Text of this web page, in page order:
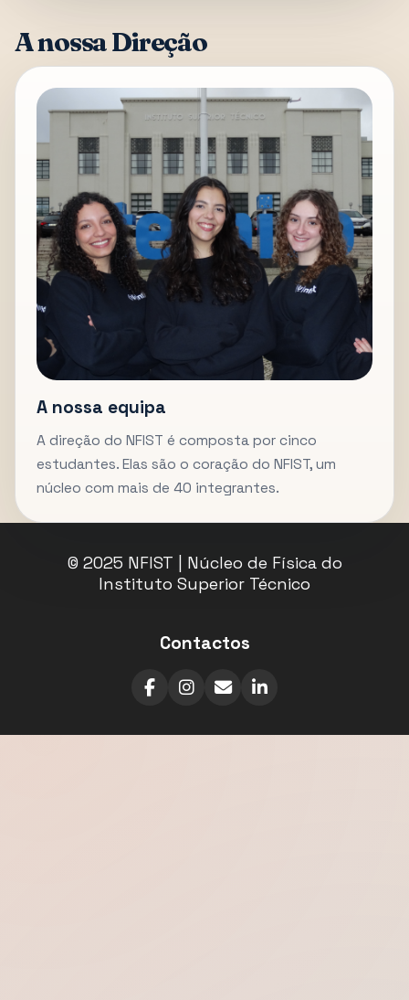
A nossa Direção
A nossa equipa
A direção do NFIST é composta por cinco
estudantes. Elas são o coração do NFIST, um
núcleo com mais de 40 integrantes.
© 2025 NFIST | Núcleo de Física do
Instituto Superior Técnico
Contactos